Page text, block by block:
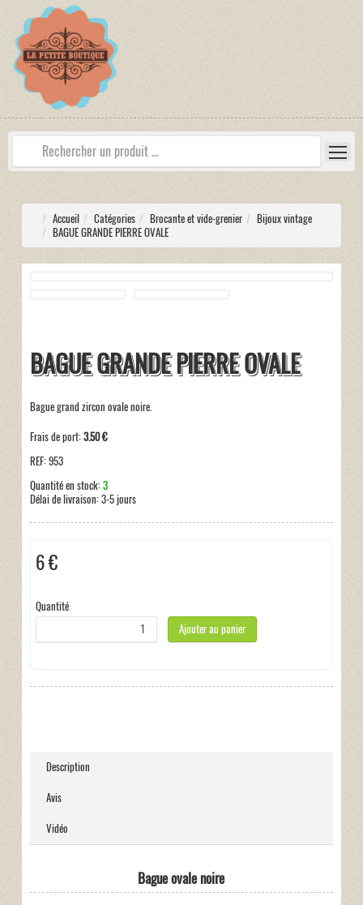
Accueil Catégories Brocante et vide-grenier
Bijoux vintage
BAGUE GRANDE PIERRE OVALE
BAGUE GRANDE PIERRE OVALE
Bague grand zircon ovale noire.
Frais de port:3.50 €
REF:953
Quantité en stock:3
Délai de livraison:3-5 jours
6 €
Quantité
Ajouter au panier
Description
Avis
Vidéo
Bague ovale noire